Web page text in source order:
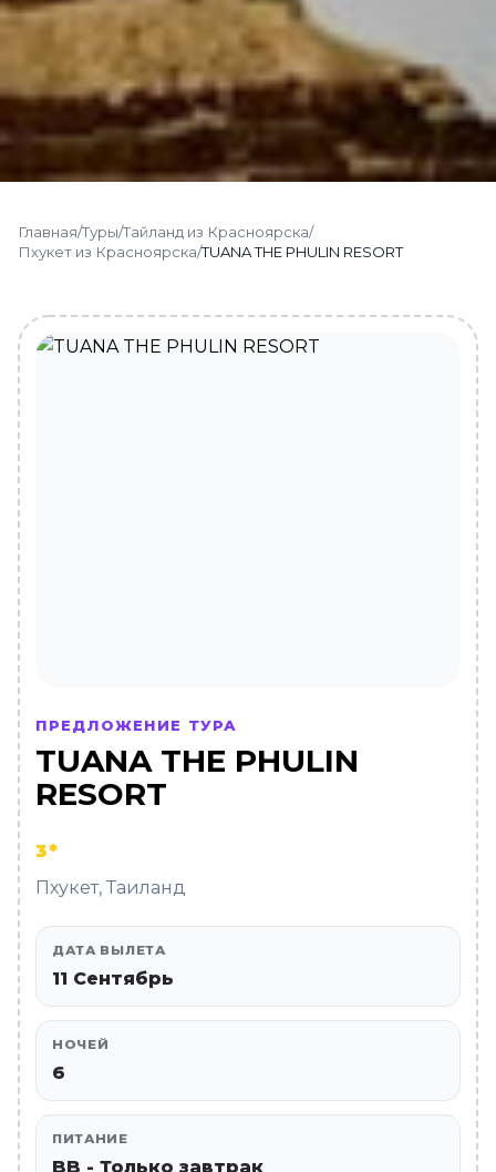
Главная/Туры/Тайланд из Красноярска/
Пхукет из Красноярска/TUANA THE PHULIN RESORT
ПРЕДЛОЖЕНИЕ ТУРА
TUANA THE PHULIN
RESORT
3*
Пхукет, Таиланд
ДАТА ВЫЛЕТА
11 Сентябрь
НОЧЕЙ
6
ПИТАНИЕ
BB - Только завтрак